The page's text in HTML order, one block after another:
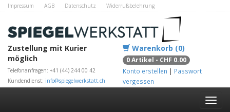
Impressum AGB Datenschutz
Widerrufsbelehrung
Zustellung mit Kurier
möglich
Telefonanfragen: +41 (44) 244 00 42
Kundendienst: info@spiegelwerkstatt.ch
Warenkorb (0)
0 Artikel - CHF 0.00
Konto erstellen | Passwort
vergessen